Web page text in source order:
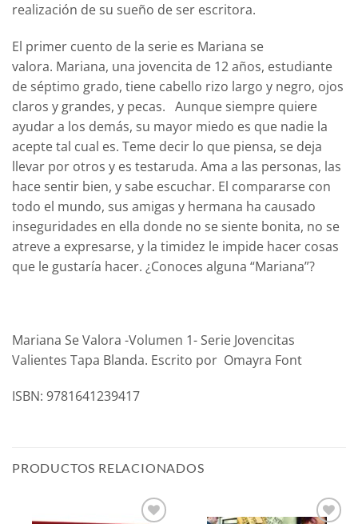
realización de su sueño de ser escritora.
El primer cuento de la serie es Mariana se
valora. Mariana, una jovencita de 12 años, estudiante
de séptimo grado, tiene cabello rizo largo y negro, ojos
claros y grandes, y pecas. Aunque siempre quiere
ayudar a los demás, su mayor miedo es que nadie la
acepte tal cual es. Teme decir lo que piensa, se deja
llevar por otros y es testaruda. Ama a las personas, las
hace sentir bien, y sabe escuchar. El compararse con
todo el mundo, sus amigas y hermana ha causado
inseguridades en ella donde no se siente bonita, no se
atreve a expresarse, y la timidez le impide hacer cosas
que le gustaría hacer. ¿Conoces alguna “Mariana”?
Mariana Se Valora -Volumen 1- Serie Jovencitas
Valientes Tapa Blanda. Escrito por Omayra Font
ISBN: 9781641239417
PRODUCTOS RELACIONADOS